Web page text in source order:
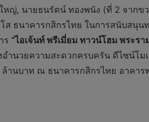
หญ่, นายธนรัตน์ ทองพนัง (ที่ 2 จาก
ธนาคารกสิกรไทย ในการสนับสนุน
ร “ไอเจ้นท์ พรีเมี่ยม ทาวน์โฮม พระรา
อำนวยความสะดวกครบครัน ดีไซน์โ
านบาท ณ ธนาคารกสิกรไทย อาคาร